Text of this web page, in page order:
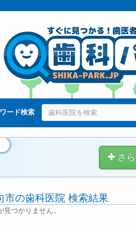
ード検索
さら
市の歯科医院 検索結果
つかりません。